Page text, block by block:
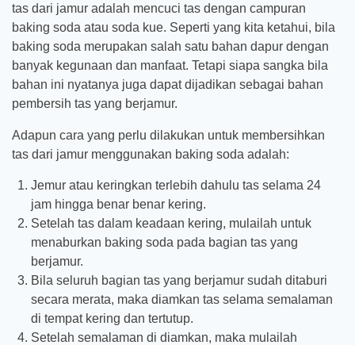
tas dari jamur adalah mencuci tas dengan campuran
baking soda atau soda kue. Seperti yang kita ketahui, bila
baking soda merupakan salah satu bahan dapur dengan
banyak kegunaan dan manfaat. Tetapi siapa sangka bila
bahan ini nyatanya juga dapat dijadikan sebagai bahan
pembersih tas yang berjamur.
Adapun cara yang perlu dilakukan untuk membersihkan
tas dari jamur menggunakan baking soda adalah:
Jemur atau keringkan terlebih dahulu tas selama 24
jam hingga benar benar kering.
Setelah tas dalam keadaan kering, mulailah untuk
menaburkan baking soda pada bagian tas yang
berjamur.
Bila seluruh bagian tas yang berjamur sudah ditaburi
secara merata, maka diamkan tas selama semalaman
di tempat kering dan tertutup.
Setelah semalaman di diamkan, maka mulailah